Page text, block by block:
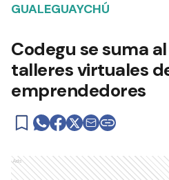
GUALEGUAYCHÚ
Codegu se suma
talleres virtuales
emprendedores
Ads